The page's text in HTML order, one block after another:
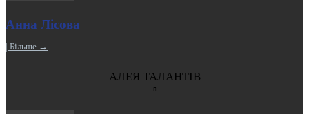
Анна Лісова
| Більше →
АЛЕЯ ТАЛАНТІВ